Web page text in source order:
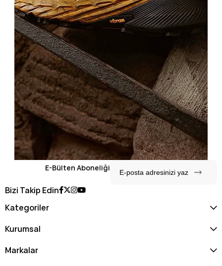
E-Bülten Aboneliği
Bizi Takip Edin
Kategoriler
Kurumsal
Markalar